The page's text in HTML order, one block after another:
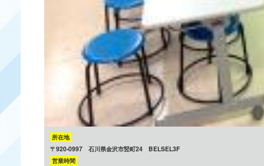
所在地
〒920-0997 石川県金沢市竪町24 BELSEL3F
営業時間